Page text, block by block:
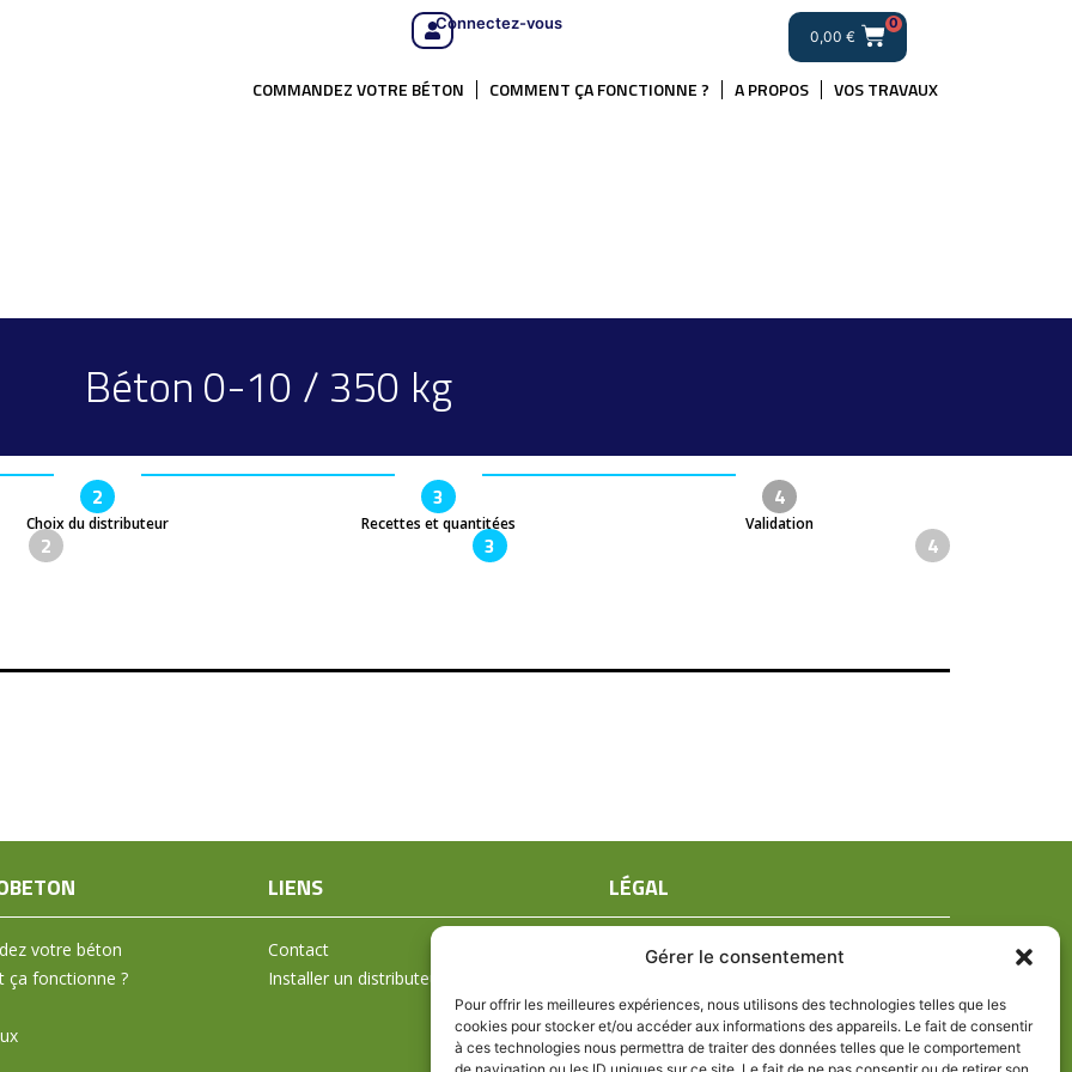
Gérer le consentement
Pour offrir les meilleures expériences, nous utilisons des technologies telles que les
cookies pour stocker et/ou accéder aux informations des appareils. Le fait de consentir
à ces technologies nous permettra de traiter des données telles que le comportement
Connectez-vous
0,00 €
0
COMMANDEZ VOTRE BÉTON COMMENT ÇA FONCTIONNE ? A PROPOS VOS TRAVAUX
Béton 0-10 / 350 kg
2
Choix du distributeur
3
Recettes et quantitées
4
Validation
2 3 4
votre béton
ça fonctionne ?
LIENS
Contact
Installer un distributeur
LÉGAL
Mentions légales
Politique de confidentialité
Politique de cookies (UE)